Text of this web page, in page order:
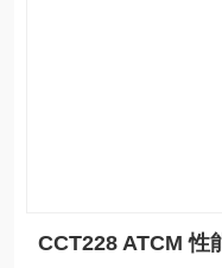
CCT228 ATCM 性